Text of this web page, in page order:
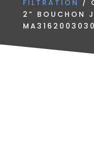
FILTRATION /
2” BOUCHON
MA3162003030